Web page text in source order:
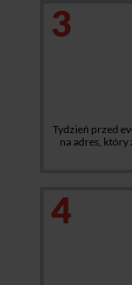
3
Tydzień przed
na adres, który
4